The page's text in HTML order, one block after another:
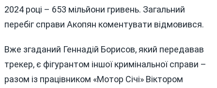
2024 році – 653 мільйони гривень. Загальний
перебіг справи Акопян коментувати відмовився.
Вже згаданий Геннадій Борисов, який передавав
трекер, є фігурантом іншої кримінальної справи –
разом із працівником «Мотор Січі» Віктором